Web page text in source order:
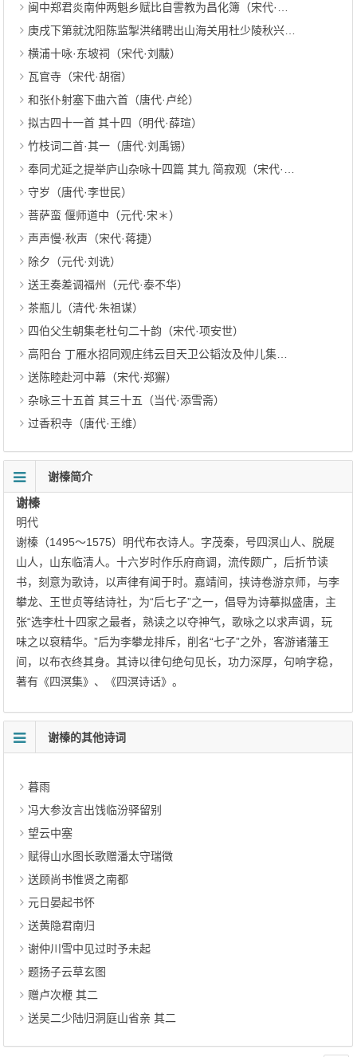
闽中郑君炎南仲两魁乡赋比自霅教为昌化簿（宋代·方回）
庚戌下第就沈阳陈监掣洪绪聘出山海关用杜少陵秋兴八首韵 其八（清代·安吉）
横浦十咏·东坡祠（宋代·刘黻）
瓦官寺（宋代·胡宿）
和张仆射塞下曲六首（唐代·卢纶）
拟古四十一首 其十四（明代·薛瑄）
竹枝词二首·其一（唐代·刘禹锡）
奉同尤延之提举庐山杂咏十四篇 其九 简寂观（宋代·朱熹）
守岁（唐代·李世民）
菩萨蛮 偃师道中（元代·宋＊）
声声慢·秋声（宋代·蒋捷）
除夕（元代·刘诜）
送王奏差调福州（元代·泰不华）
茶瓶儿（清代·朱祖谋）
四伯父生朝集老杜句二十韵（宋代·项安世）
高阳台 丁雁水招同观庄纬云目天卫公韬汝及仲儿集八境分赋 其二（清代·吴绮）
送陈睦赴河中幕（宋代·郑獬）
杂咏三十五首 其三十五（当代·添雪斋）
过香积寺（唐代·王维）
谢榛简介
谢榛
明代
谢榛（1495～1575）明代布衣诗人。字茂秦，号四溟山人、脱屣
山人，山东临清人。十六岁时作乐府商调，流传颇广，后折节读
书，刻意为歌诗，以声律有闻于时。嘉靖间，挟诗卷游京师，与李
攀龙、王世贞等结诗社，为“后七子”之一，倡导为诗摹拟盛唐，主
张“选李杜十四家之最者，熟读之以夺神气，歌咏之以求声调，玩
味之以裒精华。”后为李攀龙排斥，削名“七子”之外，客游诸藩王
间，以布衣终其身。其诗以律句绝句见长，功力深厚，句响字稳，
著有《四溟集》、《四溟诗话》。
谢榛的其他诗词
暮雨
冯大参汝言出饯临汾驿留别
望云中塞
赋得山水图长歌赠潘太守瑞徵
送顾尚书惟贤之南都
元日晏起书怀
送黄隐君南归
谢仲川雪中见过时予未起
题扬子云草玄图
赠卢次楩 其二
送吴二少陆归洞庭山省亲 其二